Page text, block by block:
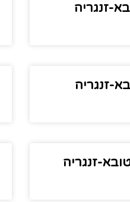
זנגריה
זנגריה
זנגריה